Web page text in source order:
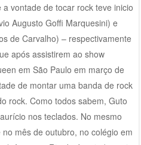
vontade de tocar rock teve inicio
Augusto Goffi Marquesini) e
de Carvalho) – respectivamente
após assistirem ao show
em São Paulo em março de
de montar uma banda de rock
rock. Como todos sabem, Guto
nos teclados. No mesmo
mês de outubro, no colégio em